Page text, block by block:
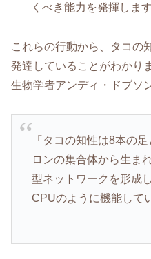
くべき能力を発揮します
これらの行動から、タコの
発達していることがわかり
生物学者アンディ・ドブソ
「タコの知性は8本の
ロンの集合体から生ま
型ネットワークを形成
CPUのように機能して